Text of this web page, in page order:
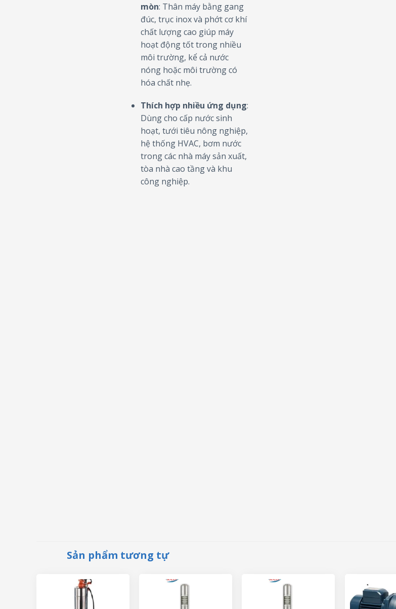
mòn: Thân máy bằng gang
đúc, trục inox và phớt cơ khí
chất lượng cao giúp máy
hoạt động tốt trong nhiều
môi trường, kể cả nước
nóng hoặc môi trường có
hóa chất nhẹ.
Thích hợp nhiều ứng dụng:
Dùng cho cấp nước sinh
hoạt, tưới tiêu nông nghiệp,
hệ thống HVAC, bơm nước
trong các nhà máy sản xuất,
tòa nhà cao tầng và khu
công nghiệp.
Sản phẩm tương tự